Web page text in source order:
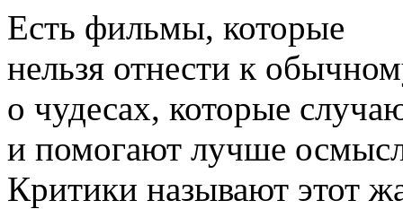
Есть фильмы, которые
нельзя отнести к
о чудесах, которые
и помогают лучше
Критики называют этот